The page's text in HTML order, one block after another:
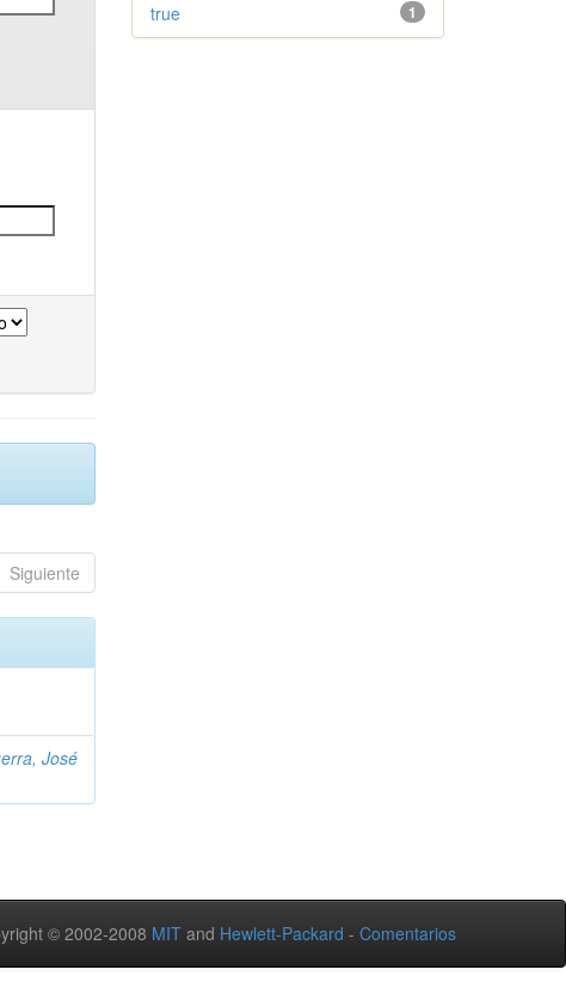
Siguiente
José
1
true
© 2002-2008 MIT and Hewlett-Packard - Comentarios